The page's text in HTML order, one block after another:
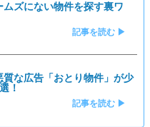
ムズにない物件を探す裏ワ
記事を読む ▶
質な広告「おとり物件」が少
！
記事を読む ▶